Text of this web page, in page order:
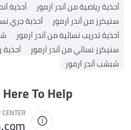
أحذية رياضية من أندر آرمور
أحذية
سنيكرز من أندر آرمور
أحذية جري
أحذية تدريب نسائية من أندر آرمور
سنيكرز نسائي من أندر آرمور
أحذية
شبشب أندر آرمور
To Help